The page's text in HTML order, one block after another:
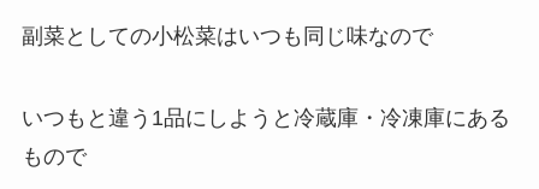
副菜としての小松菜はいつも同じ味なので
いつもと違う1品にしようと冷蔵庫・冷凍庫にある
もので